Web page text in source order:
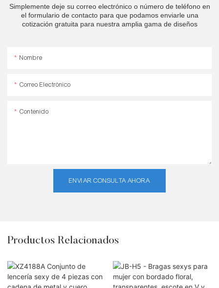
Simplemente deje su correo electrónico o número de teléfono en
el formulario de contacto para que podamos enviarle una
cotización gratuita para nuestra amplia gama de diseños
Nombre
Correo Electrónico
Contenido
ENVIAR CONSULTA AHORA
Productos Relacionados